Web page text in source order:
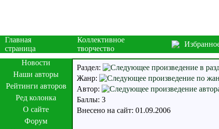
Главная
страница
Коллективное
творчество
Новости
Наши авторы
Рейтинги авторов
Ред колонка
О сайте
Форум
Раздел:
Жанр:
Автор:
Баллы: 3
Внесено на сайт: 01.09.2006